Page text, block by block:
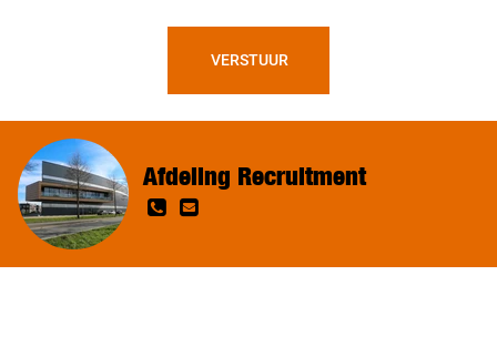
Afdeling Recruitment
VERSTUUR